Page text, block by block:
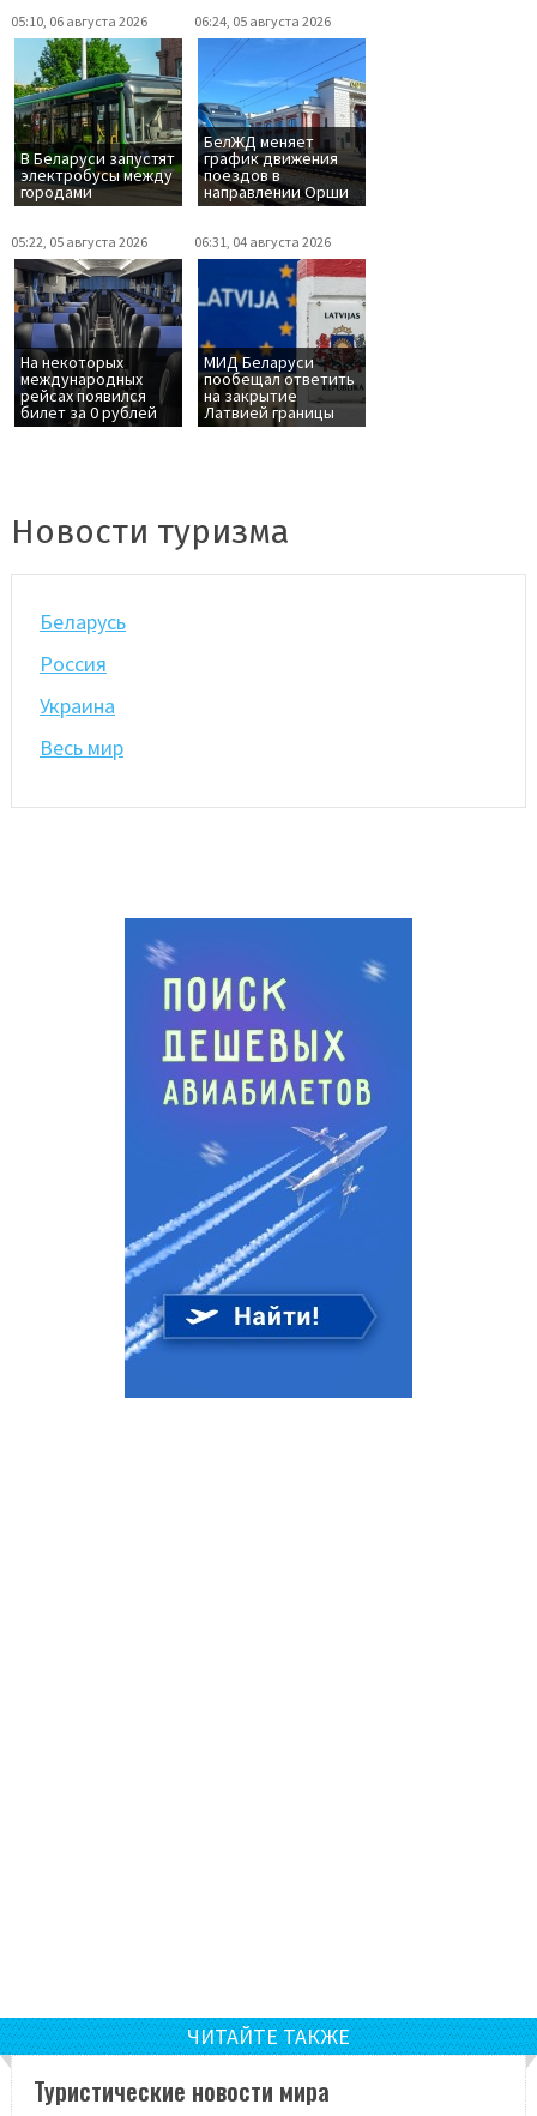
05:10, 06 августа 2026
В Беларуси запустят
электробусы между
городами
06:24, 05 августа 2026
БелЖД меняет
график движения
поездов в
направлении Орши
05:22, 05 августа 2026
На некоторых
международных
рейсах появился
билет за 0 рублей
06:31, 04 августа 2026
МИД Беларуси
пообещал ответить
на закрытие
Латвией границы
Новости туризма
Беларусь
Россия
Украина
Весь мир
ЧИТАЙТЕ ТАКЖЕ
Туристические новости мира